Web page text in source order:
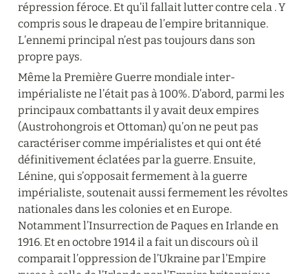
répression féroce. Et qu’il fallait lutter contre cela . Y
compris sous le drapeau de l’empire britannique.
L’ennemi principal n’est pas toujours dans son
propre pays.
Même la Première Guerre mondiale inter-
impérialiste ne l’était pas à 100%. D’abord, parmi les
principaux combattants il y avait deux empires
(Austrohongrois et Ottoman) qu’on ne peut pas
caractériser comme impérialistes et qui ont été
définitivement éclatées par la guerre. Ensuite,
Lénine, qui s’opposait fermement à la guerre
impérialiste, soutenait aussi fermement les révoltes
nationales dans les colonies et en Europe.
Notamment l’Insurrection de Paques en Irlande en
1916. Et en octobre 1914 il a fait un discours où il
comparait l’oppression de l’Ukraine par l’Empire